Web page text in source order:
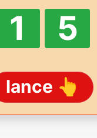
1 5
lance 👆